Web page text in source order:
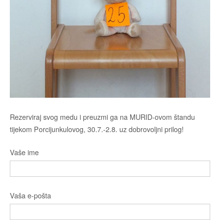
Rezerviraj svog medu i preuzmi ga na MURID-ovom štandu
tijekom Porcijunkulovog, 30.7.-2.8. uz dobrovoljni prilog!
Vaše ime
Vaša e-pošta